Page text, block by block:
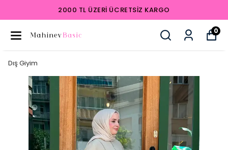
2000 TL ÜZERI ÜCRETSIZ KARGO
0
Dış Giyim